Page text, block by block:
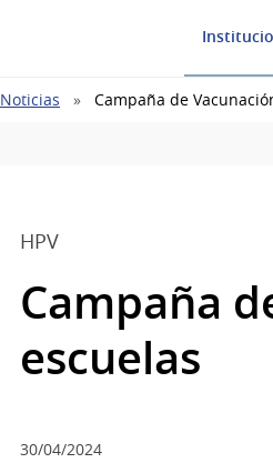
Noticias Campaña de
HPV
Campaña
escuelas
30/04/2024